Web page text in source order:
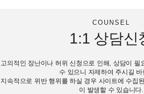
COUNSEL
1:1 상담신
고의적인 장난이나 허위 신청으로 인해, 상담이 필
수 있으니 자제하여 주시길 바
지속적으로 위반 행위를 하실 경우 사이트에 수집
이 발생할 수 있습니다.